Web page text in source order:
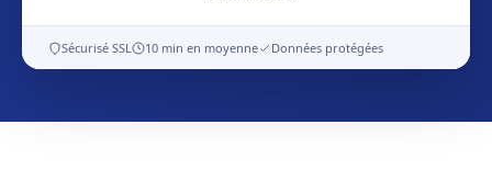
Sécurisé SSL 10 min en moyenne Données protégées